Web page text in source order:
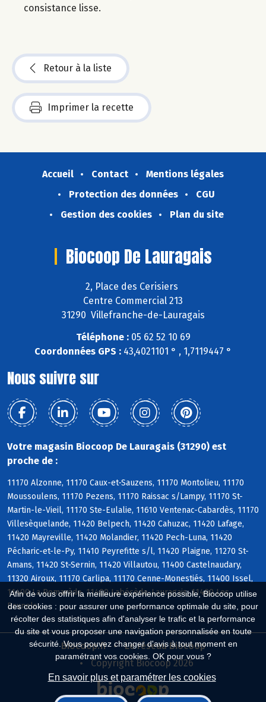
Afin de vous offrir la meilleure expérience possible, Biocoop utilise
des cookies : pour assurer une performance optimale du site, pour
récolter des statistiques afin d'analyser le trafic et la performance
du site et vous proposer une navigation personnalisée en toute
sécurité. Vous pouvez changer d'avis à tout moment en
paramétrant vos cookies. OK pour vous ?
En savoir plus et paramétrer les cookies
consistance lisse.
Retour à la liste
Imprimer la recette
Accueil Contact
Mentions légales
Protection des données
CGU
Gestion des cookies
Plan du site
Biocoop De Lauragais
2, Place des Cerisiers
Centre Commercial 213
31290 Villefranche-de-Lauragais
Téléphone :05 62 52 10 69
Coordonnées GPS : 43,4021101 ° , 1,7119447 °
Nous suivre sur
Votre magasin Biocoop De Lauragais (31290) est
proche de :
11170 Alzonne, 11170 Caux-et-Sauzens, 11170 Montolieu, 11170
Moussoulens, 11170 Pezens, 11170 Raissac s/Lampy, 11170 St-
Martin-le-Vieil, 11170 Ste-Eulalie, 11610 Ventenac-Cabardès, 11170
Villesèquelande, 11420 Belpech, 11420 Cahuzac, 11420 Lafage,
11420 Mayreville, 11420 Molandier, 11420 Pech-Luna, 11420
Pécharic-et-le-Py, 11410 Peyrefitte s/l, 11420 Plaigne, 11270 St-
Amans, 11420 St-Sernin, 11420 Villautou, 11400 Castelnaudary,
11320 Airoux, 11170 Carlipa, 11170 Cenne-Monestiés, 11400 Issel,
11400 La Pomarède, 11400 Labécède-Lauragais, 11400 Les
Brunels
Biocoop.fr
Le réseau Biocoop
Copyright Biocoop 2026